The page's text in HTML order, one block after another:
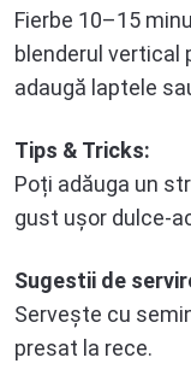
Fierbe 10–15
blenderul vertical
adaugă laptele
Tips & Tricks:
Poți adăuga un
gust ușor dulce-
Sugestii de
Servește cu
presat la rece.